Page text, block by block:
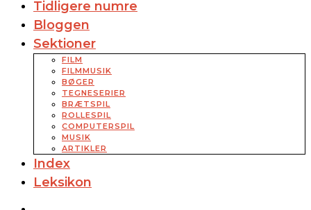
Tidligere numre
Bloggen
Sektioner
FILM
FILMMUSIK
BØGER
TEGNESERIER
BRÆTSPIL
ROLLESPIL
COMPUTERSPIL
MUSIK
ARTIKLER
Index
Leksikon